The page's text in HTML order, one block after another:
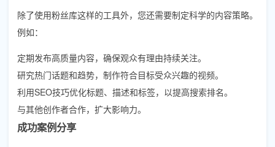
除了使用粉丝库这样的工具外，您还需要制定科学的内容策略。
例如：
定期发布高质量内容，确保观众有理由持续关注。
研究热门话题和趋势，制作符合目标受众兴趣的视频。
利用SEO技巧优化标题、描述和标签，以提高搜索排名。
与其他创作者合作，扩大影响力。
成功案例分享